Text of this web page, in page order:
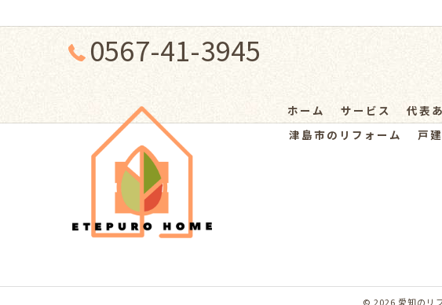
0567-41-3945
ホーム サービス 代表
津島市のリフォーム
戸
© 2026 愛知のリ